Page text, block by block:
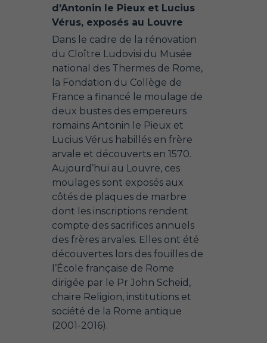
d’Antonin le Pieux et Lucius
Vérus, exposés au Louvre
Dans le cadre de la rénovation
du Cloître Ludovisi du Musée
national des Thermes de Rome,
la Fondation du Collège de
France a financé le moulage de
deux bustes des empereurs
romains Antonin le Pieux et
Lucius Vérus habillés en frère
arvale et découverts en 1570.
Aujourd’hui au Louvre, ces
moulages sont exposés aux
côtés de plaques de marbre
dont les inscriptions rendent
compte des sacrifices annuels
des frères arvales. Elles ont été
découvertes lors des fouilles de
l’École française de Rome
dirigée par le Pr John Scheid,
chaire Religion, institutions et
société de la Rome antique
(2001-2016).